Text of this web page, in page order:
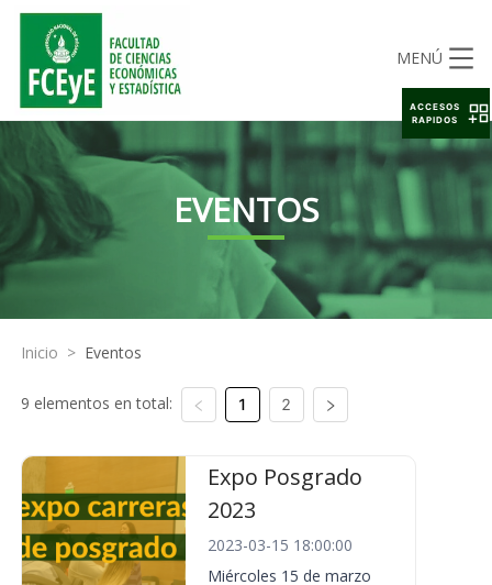
MENÚ
EVENTOS
Inicio > Eventos
9 elementos en total: 1 2
Expo Posgrado
2023
2023-03-15 18:00:00
Miércoles 15 de marzo
ACCESOS
RAPIDOS